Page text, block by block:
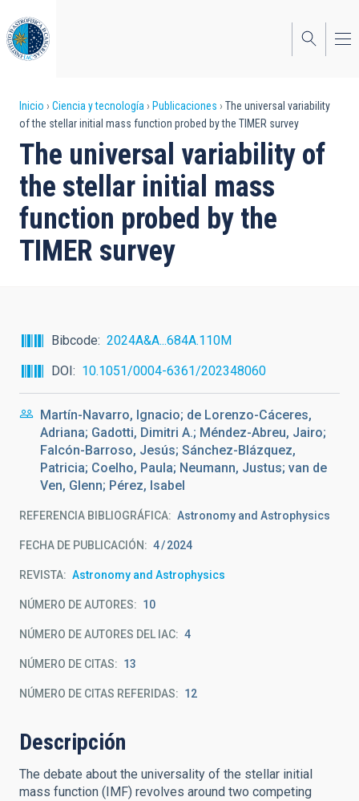
al
contenido
principal
Sobrescribir
enlaces
de
ayuda
a
la
Inicio Ciencia y tecnología Publicaciones
The universal variability
of the stellar initial mass function probed by the TIMER survey
The universal variability of
the stellar initial mass
function probed by the
TIMER survey
Bibcode
2024A&A...684A.110M
DOI
10.1051/0004-6361/202348060
Martín-Navarro, Ignacio; de Lorenzo-Cáceres,
Adriana; Gadotti, Dimitri A.; Méndez-Abreu, Jairo;
Falcón-Barroso, Jesús; Sánchez-Blázquez,
Patricia; Coelho, Paula; Neumann, Justus; van de
Ven, Glenn; Pérez, Isabel
REFERENCIA BIBLIOGRÁFICA Astronomy and Astrophysics
FECHA DE PUBLICACIÓN: 4 2024
REVISTA Astronomy and Astrophysics
NÚMERO DE AUTORES 10
NÚMERO DE AUTORES DEL IAC 4
NÚMERO DE CITAS 13
NÚMERO DE CITAS REFERIDAS 12
Descripción
The debate about the universality of the stellar initial
mass function (IMF) revolves around two competing